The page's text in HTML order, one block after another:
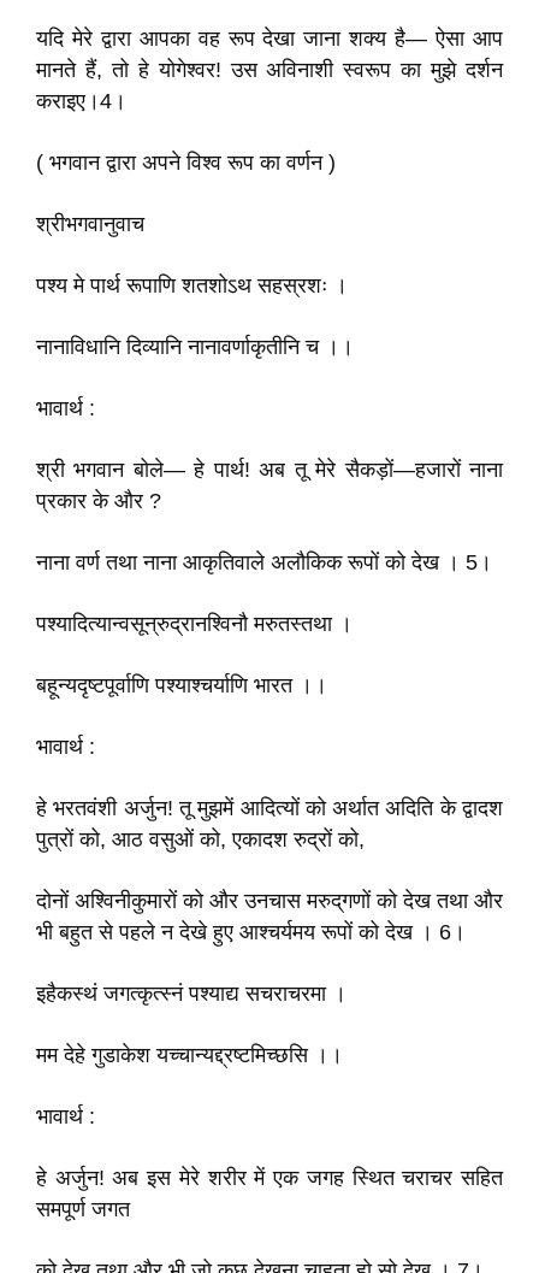
यदि मेरे द्वारा आपका वह रूप देखा जाना शक्य है— ऐसा आप
मानते हैं, तो हे योगेश्वर! उस अविनाशी स्वरूप का मुझे दर्शन
कराइए।4।
( भगवान द्वारा अपने विश्व रूप का वर्णन )
श्रीभगवानुवाच
पश्य मे पार्थ रूपाणि शतशोऽथ सहस्रशः ।
नानाविधानि दिव्यानि नानावर्णाकृतीनि च ।।
भावार्थ :
श्री भगवान बोले— हे पार्थ! अब तू मेरे सैकड़ों—हजारों नाना
प्रकार के और ?
नाना वर्ण तथा नाना आकृतिवाले अलौकिक रूपों को देख । 5।
पश्यादित्यान्वसून्रुद्रानश्विनौ मरुतस्तथा ।
बहून्यदृष्टपूर्वाणि पश्याश्चर्याणि भारत ।।
भावार्थ :
हे भरतवंशी अर्जुन! तू मुझमें आदित्यों को अर्थात अदिति के द्वादश
पुत्रों को, आठ वसुओं को, एकादश रुद्रों को,
दोनों अश्विनीकुमारों को और उनचास मरुद्‌गणों को देख तथा और
भी बहुत से पहले न देखे हुए आश्चर्यमय रूपों को देख । 6।
इहैकस्थं जगत्कृत्स्नं पश्याद्य सचराचरमा ।
मम देहे गुडाकेश यच्चान्यद्द्रष्टमिच्छसि ।।
भावार्थ :
हे अर्जुन! अब इस मेरे शरीर में एक जगह स्थित चराचर सहित
समपूर्ण जगत